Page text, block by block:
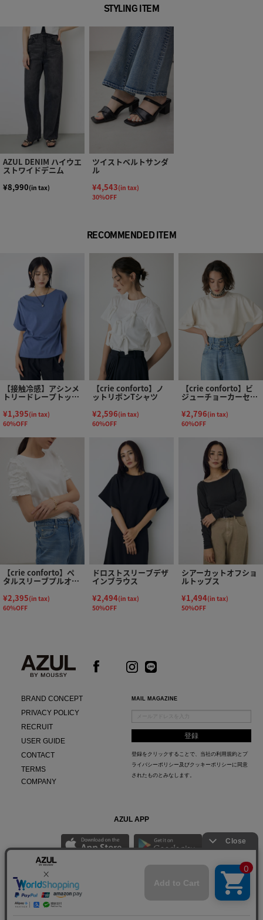
STYLING ITEM
AZUL DENIM ハイウエ
ストワイドデニム
¥8,990(in tax)
ツイストベルトサンダ
ル
¥4,543(in tax)
30%OFF
RECOMMENDED ITEM
【接触冷感】アシンメ
トリードレープトップ
¥1,395(in tax)
60%OFF
【crie conforto】ノ
ットリボンTシャツ
¥2,596(in tax)
60%OFF
【crie conforto】ビ
ジューチョーカーセッ
トカットソー
¥2,796(in tax)
60%OFF
【crie conforto】ペ
タルスリーブプルオー
バー
¥2,395(in tax)
60%OFF
ドロストスリーブデザ
インブラウス
¥2,494(in tax)
50%OFF
シアーカットオフショ
ルトップス
¥1,494(in tax)
50%OFF
BRAND CONCEPT
PRIVACY POLICY
RECRUIT
USER GUIDE
CONTACT
TERMS
COMPANY
MAIL MAGAZINE
登録をクリックすることで、当社の利用規約と プ
ライバシーポリシー及びクッキーポリシー に同意
されたものとみなします。
AZUL APP
最新ニュースやスタイリング紹介までAZUL BY MOUSSYのお得な情報がいち早くチェック